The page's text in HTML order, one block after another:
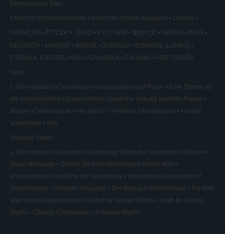
Internationale Sites
ENGLISH (US/International) ENGLISH (United Kingdom) DANSK
FRANÇAIS עברית 日本語 РУССКИЙ 繁體中文
NEDERLANDS
DEUTSCH
MAGYAR NORSK SVENSKA
ESPAÑOL (LATINO)
ESPAÑOL (CASTELLANO)
ΕΛΛΗΝΙΚA ITALIANO PORTUGUÊS
Links
L. Ron Hubbard Scientology Anschauungen und Praxis
Eine Stimme für
die Menschlichkeit
Ehrenamtliche Geistliche
Häufig gestellte Fragen
Bücher
Online-Kurse Wer bin ich? Weitere Informationen
Kontakt
aufnehmen
Orte
Ähnliche Seiten
L. Ron Hubbard Dianetik Scientology Network
Scientology Religion
David Miscavige
Starten Sie Ihren kostenlosen Online-Kurs
Ehrenamtliche Geistliche der Scientology
International Association of
Scientologists
Freedom Magazine Der Weg zum Glücklichsein
Für eine
Welt ohne Drogenkonsum
United for Human Rights
Youth for Human
Rights
Citizens Commission on Human Rights